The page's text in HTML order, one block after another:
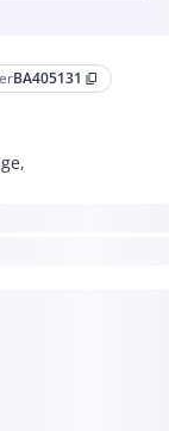
BA405131 content_copy